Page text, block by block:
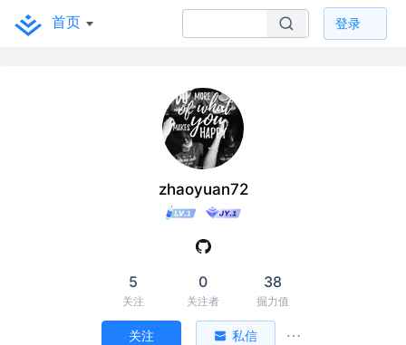
首页 登录
zhaoyuan72
5
关注
0
关注者
38
掘力值
关注 私信